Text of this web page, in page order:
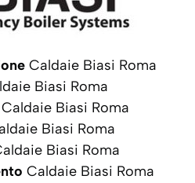
Caldaie Biasi Roma
Biasi Roma
Caldaie Biasi Roma
Biasi Roma
Biasi Roma
Caldaie Biasi Roma